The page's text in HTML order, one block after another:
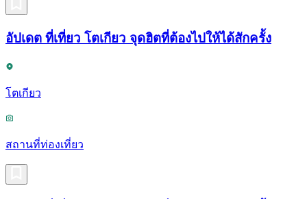
อัปเดต ที่เที่ยว โตเกียว จุดฮิตที่ต้องไปให้ได้สักครั้ง
โตเกียว
สถานที่ท่องเที่ยว